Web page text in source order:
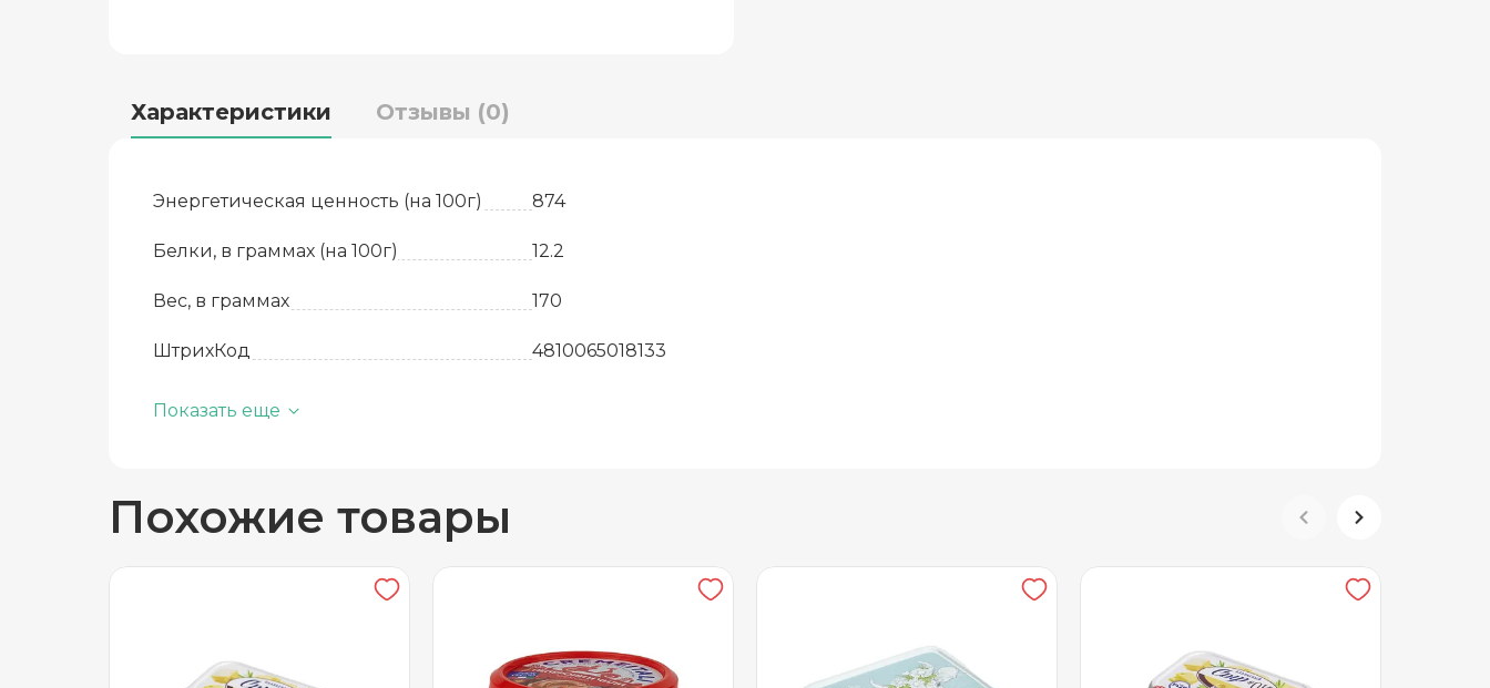
Характеристики Отзывы (0)
Энергетическая ценность (на 100г) 874
Белки, в граммах (на 100г) 12.2
Вес, в граммах 170
ШтрихКод 4810065018133
Базовая единица
Сыр, творог, сливки из коровьего молока
75 суток
Показать еще
Похожие товары